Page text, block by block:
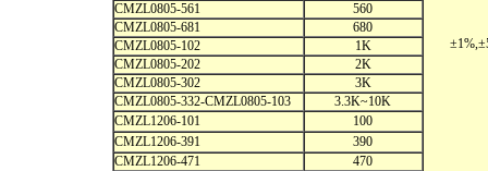
CMZL0805-561
560
CMZL0805-681
680
CMZL0805-102
1K
CMZL0805-202
2K
CMZL0805-302
3K
CMZL0805-332-CMZL0805-103
3.3K~10K
CMZL1206-101
100
CMZL1206-391
390
CMZL1206-471
470